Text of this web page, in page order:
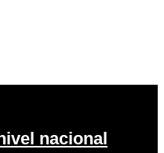
nacional